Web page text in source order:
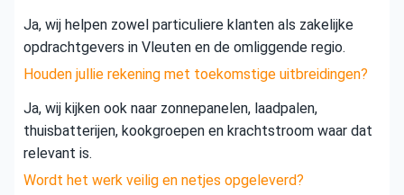
Ja, wij helpen zowel particuliere klanten als zakelijke
opdrachtgevers in Vleuten en de omliggende regio.
Houden jullie rekening met toekomstige uitbreidingen?
Ja, wij kijken ook naar zonnepanelen, laadpalen,
thuisbatterijen, kookgroepen en krachtstroom waar dat
relevant is.
Wordt het werk veilig en netjes opgeleverd?